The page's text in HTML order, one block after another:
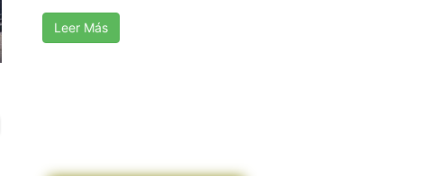
Leer Más